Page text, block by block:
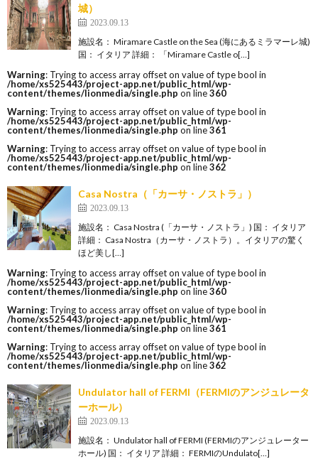
城）
2023.09.13
施設名： Miramare Castle on the Sea (海にあるミラマーレ城)
国： イタリア 詳細： 「Miramare Castle o[…]
Warning: Trying to access array offset on value of type bool in
/home/xs525443/project-app.net/public_html/wp-
content/themes/lionmedia/single.php on line360
Warning: Trying to access array offset on value of type bool in
/home/xs525443/project-app.net/public_html/wp-
content/themes/lionmedia/single.php on line361
Warning: Trying to access array offset on value of type bool in
/home/xs525443/project-app.net/public_html/wp-
content/themes/lionmedia/single.php on line362
Casa Nostra（「カーサ・ノストラ」）
2023.09.13
施設名： Casa Nostra (「カーサ・ノストラ」) 国： イタリア
詳細： Casa Nostra（カーサ・ノストラ）。イタリアの驚く
ほど美し[…]
Warning: Trying to access array offset on value of type bool in
/home/xs525443/project-app.net/public_html/wp-
content/themes/lionmedia/single.php on line360
Warning: Trying to access array offset on value of type bool in
/home/xs525443/project-app.net/public_html/wp-
content/themes/lionmedia/single.php on line361
Warning: Trying to access array offset on value of type bool in
/home/xs525443/project-app.net/public_html/wp-
content/themes/lionmedia/single.php on line362
Undulator hall of FERMI（FERMIのアンジュレータ
ーホール）
2023.09.13
施設名： Undulator hall of FERMI (FERMIのアンジュレーター
ホール) 国： イタリア 詳細： FERMIのUndulato[…]